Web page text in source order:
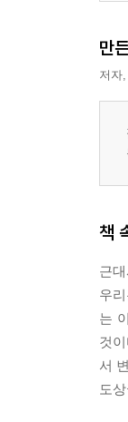
만
저자
책
근
우
는
것
서
도